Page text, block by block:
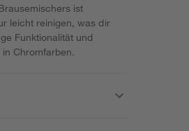
ist
leicht reinigen, was dir
Funktionalität und
Chromfarben.